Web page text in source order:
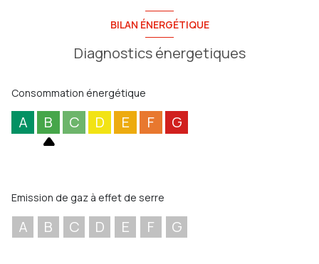
BILAN ÉNERGÉTIQUE
Diagnostics énergetiques
Consommation énergétique
A B C D E F G
Emission de gaz à effet de serre
A B C D E F G